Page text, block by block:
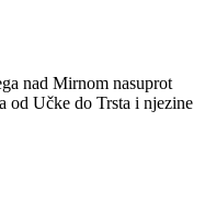
nad Mirnom nasuprot
od Učke do Trsta i njezine